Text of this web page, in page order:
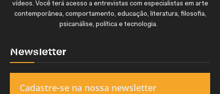
vídeos. Você terá acesso a entrevistas com especialistas em arte
contemporânea, comportamento, educação, literatura, filosofia,
psicanálise, política e tecnologia.
Newsletter
Cadastre-se na nossa newsletter